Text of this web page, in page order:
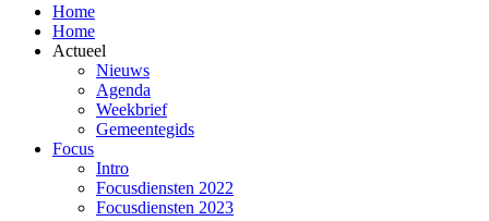
Home
Home
Actueel
Nieuws
Agenda
Weekbrief
Gemeentegids
Focus
Intro
Focusdiensten 2022
Focusdiensten 2023